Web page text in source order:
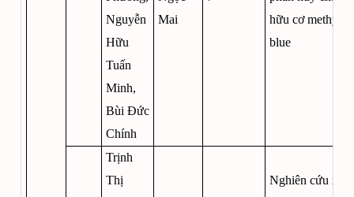
Nguyễn
Hữu
Tuấn
Minh,
Bùi Đức
Chính
Mai
hữu cơ
blue
Trịnh
Thị
Nghiên cứu xây